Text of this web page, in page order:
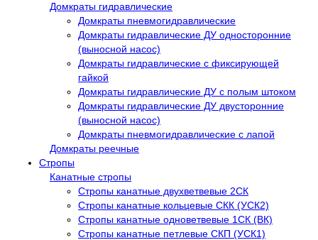
Домкраты гидравлические
Домкраты пневмогидравлические
Домкраты гидравлические ДУ односторонние
(выносной насос)
Домкраты гидравлические с фиксирующей
гайкой
Домкраты гидравлические ДУ c полым штоком
Домкраты гидравлические ДУ двусторонние
(выносной насос)
Домкраты пневмогидравлические с лапой
Домкраты реечные
Стропы
Канатные стропы
Стропы канатные двухветвевые 2СК
Стропы канатные кольцевые СКК (УСК2)
Стропы канатные одноветвевые 1СК (ВК)
Стропы канатные петлевые СКП (УСК1)